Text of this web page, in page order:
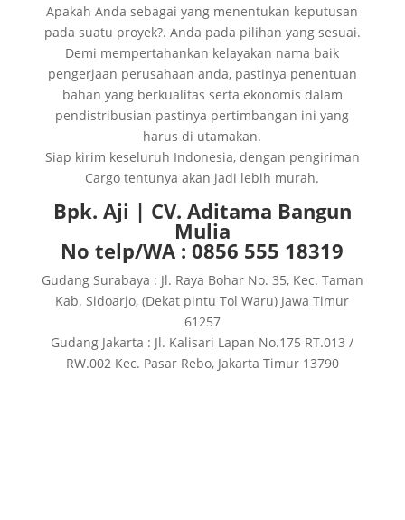
Apakah Anda sebagai yang menentukan keputusan
pada suatu proyek?. Anda pada pilihan yang sesuai.
Demi mempertahankan kelayakan nama baik
pengerjaan perusahaan anda, pastinya penentuan
bahan yang berkualitas serta ekonomis dalam
pendistribusian pastinya pertimbangan ini yang
harus di utamakan.
Siap kirim keseluruh Indonesia, dengan pengiriman
Cargo tentunya akan jadi lebih murah.
Bpk. Aji | CV. Aditama Bangun
Mulia
No telp/WA : 0856 555 18319
Gudang Surabaya : Jl. Raya Bohar No. 35, Kec. Taman
Kab. Sidoarjo, (Dekat pintu Tol Waru) Jawa Timur
61257
Gudang Jakarta : Jl. Kalisari Lapan No.175 RT.013 /
RW.002 Kec. Pasar Rebo, Jakarta Timur 13790